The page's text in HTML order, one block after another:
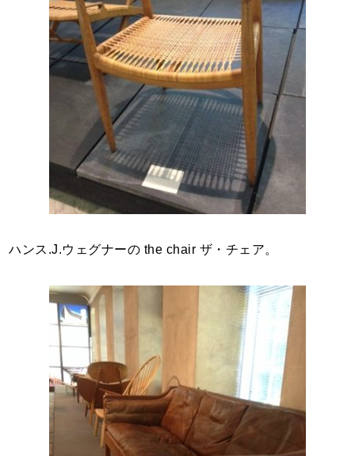
ハンス.J.ウェグナーの the chair ザ・チェア。